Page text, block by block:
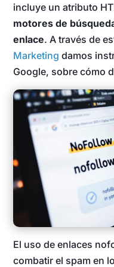
incluye un atributo
motores de
enlace. A través de
Marketing damos
Google, sobre cómo
El uso de enlaces
combatir el spam en